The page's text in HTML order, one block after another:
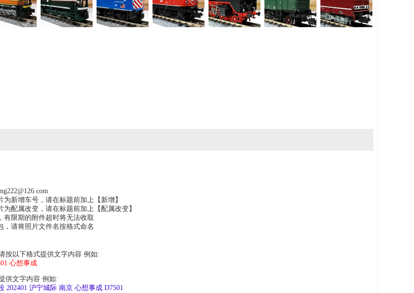
新增车号，请在标题前加上【新增】
配属改变，请在标题前加上【配属改变】
有限期的附件超时将无法收取
，请将照片文件名按格式命名
按以下格式提供文字内容 例如:
心想事成
供文字内容 例如:
202401 沪宁城际 南京 心想事成 D7501